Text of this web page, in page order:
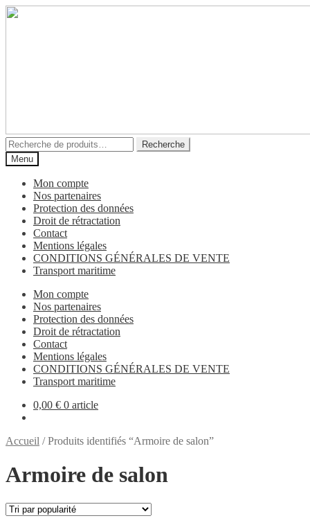
Aller
Aller
Recherche
pour :
Recherche
Menu
Mon compte
Nos partenaires
Protection des données
Droit de rétractation
Contact
Mentions légales
CONDITIONS GÉNÉRALES DE VENTE
Transport maritime
Mon compte
Nos partenaires
Protection des données
Droit de rétractation
Contact
Mentions légales
CONDITIONS GÉNÉRALES DE VENTE
Transport maritime
0,00 € 0 article
Accueil /Produits identifiés “Armoire de salon”
Armoire de salon